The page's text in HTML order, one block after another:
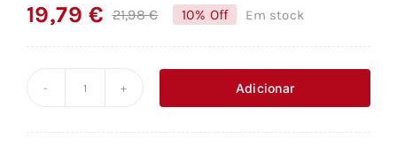
21,98€O
original
era:
19,79€
O
é:
10% Off Em stock
Adicionar